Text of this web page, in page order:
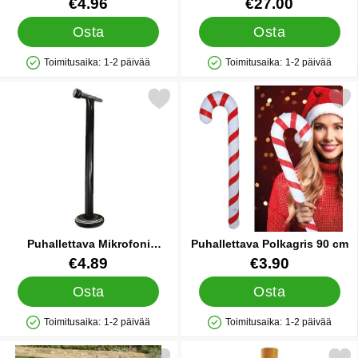
€4.96
Osta
Saatavuus: Varastossa
Toimitusaika: 1-2 päivää
€27.00
Osta
Saatavuus: Varastossa
Toimitusaika: 1-2 päivää
Puhallettava Mikrofoni
Jalustalla
Tuote.nro 24354
€4.89
Osta
Saatavuus: Varastossa
Toimitusaika: 1-2 päivää
Merkitse puhallettava Mikrofoni Jalustalla suosikiksi
Puhallettava Polkagris 90 cm
Tuote.nro 89748
€3.90
Osta
Saatavuus: Varastossa
Toimitusaika: 1-2 päivää
Merkitse puhallettava